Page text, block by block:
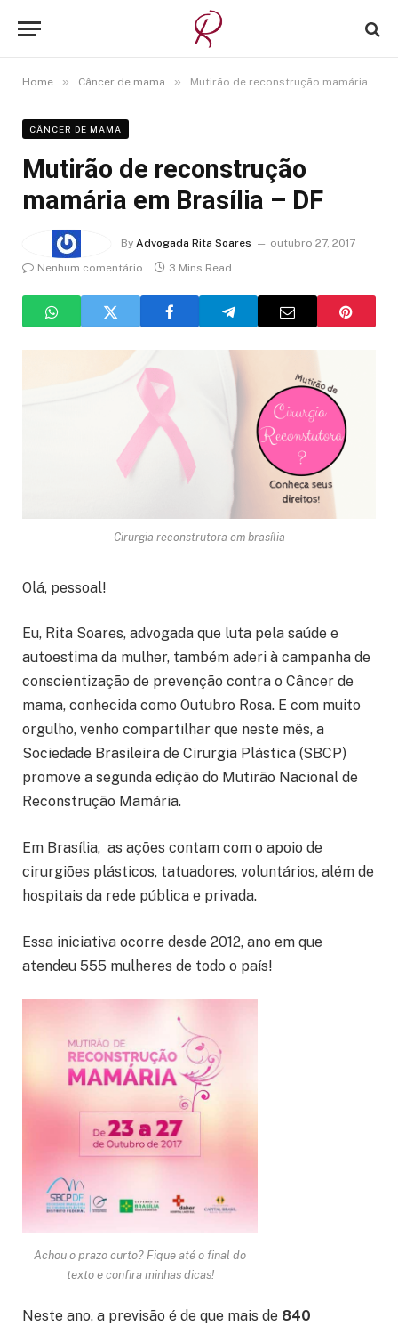
Home » Câncer de mama » Mutirão de reconstrução mamária em Brasília – DF
CÂNCER DE MAMA
Mutirão de reconstrução
mamária em Brasília – DF
By Advogada Rita Soares
outubro 27, 2017
Nenhum comentário
3 Mins Read
Cirurgia reconstrutora em brasília
Olá, pessoal!
Eu, Rita Soares, advogada que luta pela saúde e
autoestima da mulher, também aderi à campanha de
conscientização de prevenção contra o Câncer de
mama, conhecida como Outubro Rosa. E com muito
orgulho, venho compartilhar que neste mês, a
Sociedade Brasileira de Cirurgia Plástica (SBCP)
promove a segunda edição do Mutirão Nacional de
Reconstrução Mamária.
Em Brasília, as ações contam com o apoio de
cirurgiões plásticos, tatuadores, voluntários, além de
hospitais da rede pública e privada.
Essa iniciativa ocorre desde 2012, ano em que
atendeu 555 mulheres de todo o país!
Achou o prazo curto? Fique até o final do
texto e confira minhas dicas!
Neste ano, a previsão é de que mais de 840